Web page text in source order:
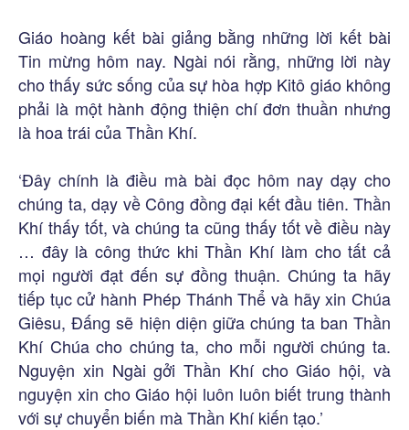
Giáo hoàng kết bài giảng bằng những lời kết bài
Tin mừng hôm nay. Ngài nói rằng, những lời này
cho thấy sức sống của sự hòa hợp Kitô giáo không
phải là một hành động thiện chí đơn thuần nhưng
là hoa trái của Thần Khí.
‘Đây chính là điều mà bài đọc hôm nay dạy cho
chúng ta, dạy về Công đồng đại kết đầu tiên. Thần
Khí thấy tốt, và chúng ta cũng thấy tốt về điều này
… đây là công thức khi Thần Khí làm cho tất cả
mọi người đạt đến sự đồng thuận. Chúng ta hãy
tiếp tục cử hành Phép Thánh Thể và hãy xin Chúa
Giêsu, Đấng sẽ hiện diện giữa chúng ta ban Thần
Khí Chúa cho chúng ta, cho mỗi người chúng ta.
Nguyện xin Ngài gởi Thần Khí cho Giáo hội, và
nguyện xin cho Giáo hội luôn luôn biết trung thành
với sự chuyển biến mà Thần Khí kiến tạo.’